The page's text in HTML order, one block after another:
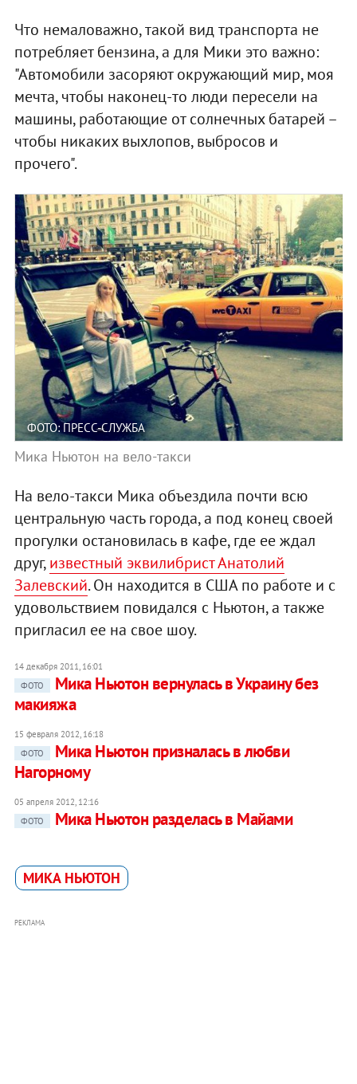
Что немаловажно, такой вид транспорта не
потребляет бензина, а для Мики это важно:
"Автомобили засоряют окружающий мир, моя
мечта, чтобы наконец-то люди пересели на
машины, работающие от солнечных батарей –
чтобы никаких выхлопов, выбросов и
прочего".
ФОТО: ПРЕСС-СЛУЖБА
Мика Ньютон на вело-такси
На вело-такси Мика объездила почти всю
центральную часть города, а под конец своей
прогулки остановилась в кафе, где ее ждал
друг,известный эквилибрист Анатолий
Залевский. Он находится в США по работе и с
удовольствием повидался с Ньютон, а также
пригласил ее на свое шоу.
14 декабря 2011, 16:01
ФОТО
Мика Ньютон вернулась в Украину без
макияжа
15 февраля 2012, 16:18
ФОТО
Мика Ньютон призналась в любви
Нагорному
05 апреля 2012, 12:16
ФОТО
Мика Ньютон разделась в Майами
МИКА НЬЮТОН
РЕКЛАМА